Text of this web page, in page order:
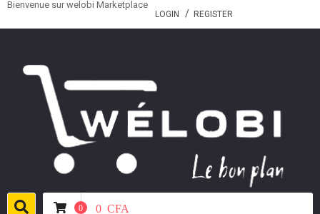
Bienvenue sur welobi Marketplace
LOGIN REGISTER
0 0 CFA